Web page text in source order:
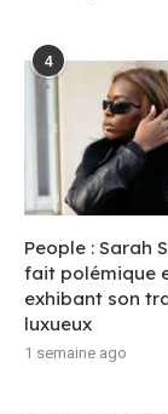
4
People : Sarah
fait polémique
exhibant son
luxueux
1 semaine ago